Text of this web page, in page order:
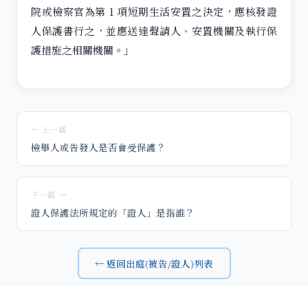
院或檢察官為第 1 項短期生活安置之決定，應核發證
人保護書行之，並應送達聲請人、安置機關及執行保
護措施之相關機關。」
← 上一篇
檢舉人或告發人是否會受保護？
下一篇 →
證人保護法所規定的「證人」是指誰？
← 返回出庭(被告/證人)列表